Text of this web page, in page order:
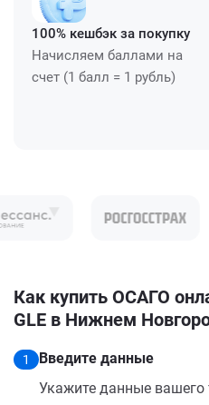
100% кешбэк за покупку
Начисляем баллами на
счет (1 балл = 1 рубль)
Как купить ОСАГО
GLE в Нижнем
1
Введите данные
Укажите данные вашего